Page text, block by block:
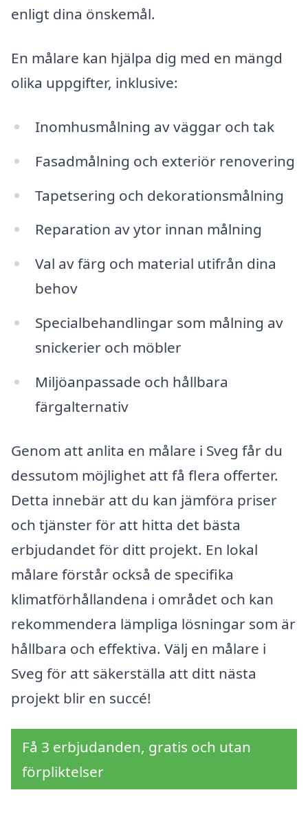
enligt dina önskemål.
En målare kan hjälpa dig med en mängd
olika uppgifter, inklusive:
Inomhusmålning av väggar och tak
Fasadmålning och exteriör renovering
Tapetsering och dekorationsmålning
Reparation av ytor innan målning
Val av färg och material utifrån dina
behov
Specialbehandlingar som målning av
snickerier och möbler
Miljöanpassade och hållbara
färgalternativ
Genom att anlita en målare i Sveg får du
dessutom möjlighet att få flera offerter.
Detta innebär att du kan jämföra priser
och tjänster för att hitta det bästa
erbjudandet för ditt projekt. En lokal
målare förstår också de specifika
klimatförhållandena i området och kan
rekommendera lämpliga lösningar som är
hållbara och effektiva. Välj en målare i
Sveg för att säkerställa att ditt nästa
projekt blir en succé!
Få 3 erbjudanden, gratis och utan
förpliktelser